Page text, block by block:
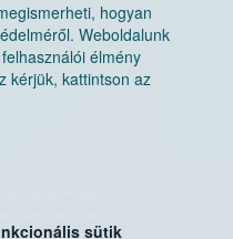
hogyan
Weboldalunk
élmény
kérjük, kattintson az
sütik
Hivatal